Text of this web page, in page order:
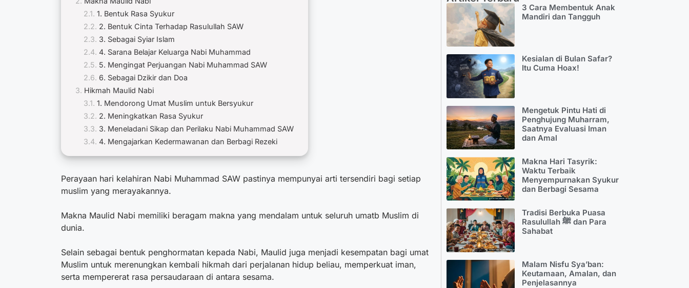
1. Bentuk Rasa Syukur
2. Bentuk Cinta Terhadap Rasulullah SAW
3. Sebagai Syiar Islam
4. Sarana Belajar Keluarga Nabi Muhammad
5. Mengingat Perjuangan Nabi Muhammad SAW
6. Sebagai Dzikir dan Doa
Hikmah Maulid Nabi
1. Mendorong Umat Muslim untuk Bersyukur
2. Meningkatkan Rasa Syukur
3. Meneladani Sikap dan Perilaku Nabi Muhammad SAW
4. Mengajarkan Kedermawanan dan Berbagi Rezeki
Perayaan hari kelahiran Nabi Muhammad SAW pastinya mempunyai arti tersendiri bagi setiap
muslim yang merayakannya.
Makna Maulid Nabi memiliki beragam makna yang mendalam untuk seluruh umatb Muslim di
dunia.
Selain sebagai bentuk penghormatan kepada Nabi, Maulid juga menjadi kesempatan bagi umat
Muslim untuk merenungkan kembali hikmah dari perjalanan hidup beliau, memperkuat iman,
serta mempererat rasa persaudaraan di antara sesama.
3 Cara Membentuk Anak
Mandiri dan Tangguh
Kesialan di Bulan Safar?
Itu Cuma Hoax!
Mengetuk Pintu Hati di
Penghujung Muharram,
Saatnya Evaluasi Iman
dan Amal
Makna Hari Tasyrik:
Waktu Terbaik
Menyempurnakan Syukur
dan Berbagi Sesama
Tradisi Berbuka Puasa
Rasulullah ﷺ dan Para
Sahabat
Malam Nisfu Sya’ban:
Keutamaan, Amalan, dan
Penjelasannya